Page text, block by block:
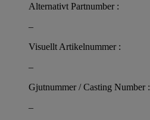
Alternativt Partnumber :
–
Visuellt Artikelnummer :
–
Gjutnummer / Casting Number :
–